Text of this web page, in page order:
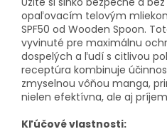
opaľovacím telovým
SPF50 od Wooden Spoon.
vyvinuté pre maximálnu
dospelých a ľudí s citlivou
receptúra kombinuje
zmyselnou vôňou manga,
nielen efektívna, ale aj
Kľúčové vlastnosti: